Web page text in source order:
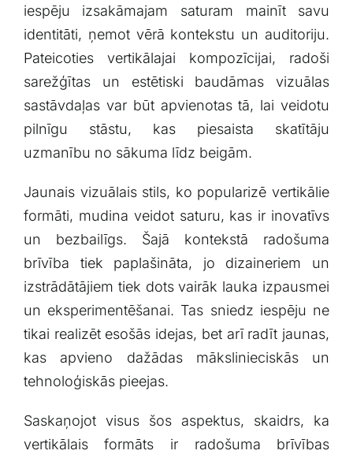
iespēju⁣ izsakāmajam saturam mainīt savu
identitāti,⁢ ņemot vērā kontekstu​ un ​auditoriju.
Pateicoties vertikālajai kompozīcijai, radoši
⁤sarežģītas un estētiski baudāmas​ vizuālas
⁣sastāvdaļas var būt ⁢apvienotas tā, ‍lai veidotu‍
pilnīgu⁢ stāstu, kas⁣ piesaista skatītāju
⁢uzmanību ‍no sākuma līdz⁣ beigām.
Jaunais vizuālais ⁤stils, ko ‍popularizē vertikālie
formāti,‍ mudina⁣ veidot ⁢saturu, ‌kas ir ‌inovatīvs⁤
un bezbailīgs. ⁤Šajā kontekstā⁣ radošuma⁢
brīvība tiek​ paplašināta, jo ⁤dizaineriem un
izstrādātājiem tiek dots vairāk⁤ lauka izpausmei
un eksperimentēšanai. Tas ⁢sniedz iespēju ⁣ne‌
tikai realizēt‌ esošās ⁣idejas, bet⁣ arī radīt ​jaunas,
kas⁤ apvieno⁤ dažādas mākslinieciskās un
⁣tehnoloģiskās pieejas.
Saskaņojot⁣ visus šos aspektus, skaidrs, ka
vertikālais formāts ​ir radošuma brīvības